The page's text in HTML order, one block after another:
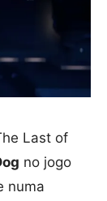
Last of
no jogo
numa